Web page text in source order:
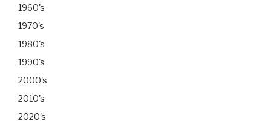
1960's
1970's
1980's
1990's
2000's
2010's
2020's